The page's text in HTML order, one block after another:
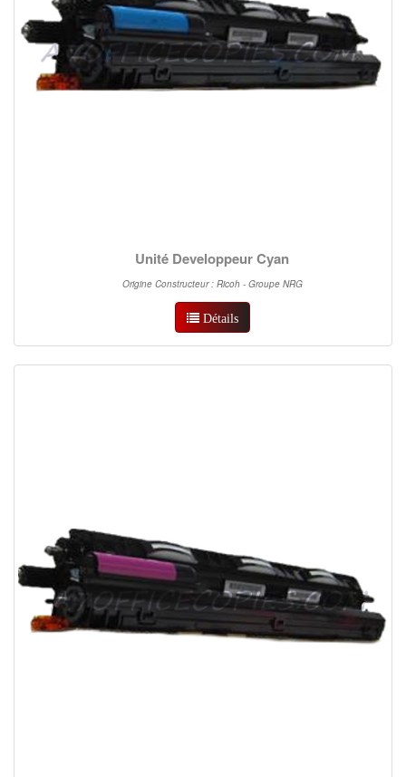
Unité Developpeur Cyan
Origine Constructeur : Ricoh - Groupe NRG
Détails